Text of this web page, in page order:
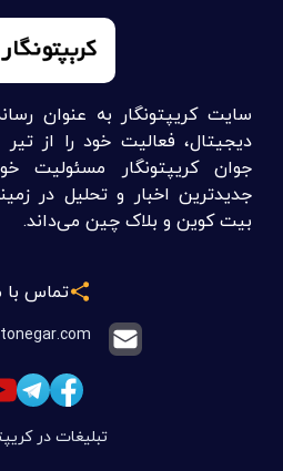
سایت کریپتونگار به عنوان
جوان کریپتونگار مسئولیت
جدیدترین اخبار و تحلیل در
بیت کوین و بلاک چین می‌داند.
تماس با
تبلیغات در